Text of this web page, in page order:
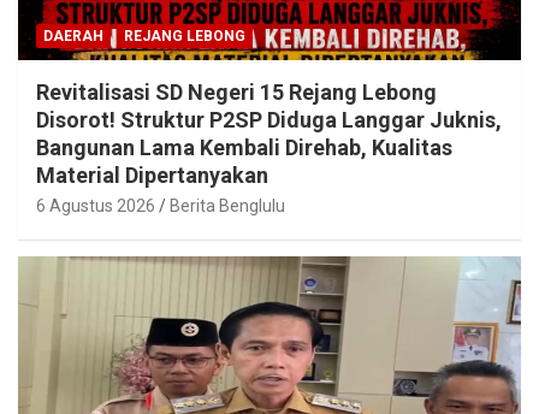
DAERAH REJANG LEBONG
Revitalisasi SD Negeri 15 Rejang Lebong
Disorot! Struktur P2SP Diduga Langgar Juknis,
Bangunan Lama Kembali Direhab, Kualitas
Material Dipertanyakan
6 Agustus 2026 Berita Benglulu